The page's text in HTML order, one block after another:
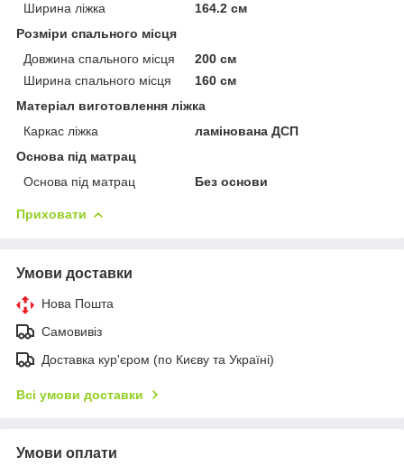
Ширина ліжка
164.2 см
Розміри спального місця
Довжина спального місця
200 см
Ширина спального місця
160 см
Матеріал виготовлення ліжка
Каркас ліжка
ламінована ДСП
Основа під матрац
Основа під матрац
Без основи
Приховати
Умови доставки
Нова Пошта
Самовивіз
Доставка кур'єром (по Києву та Україні)
Всі умови доставки
Умови оплати